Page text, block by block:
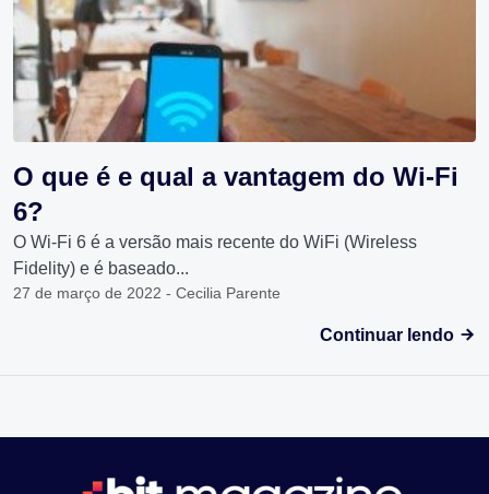
O que é e qual a vantagem do Wi-Fi
6?
O Wi-Fi 6 é a versão mais recente do WiFi (Wireless
Fidelity) e é baseado...
27 de março de 2022 - Cecilia Parente
Continuar lendo